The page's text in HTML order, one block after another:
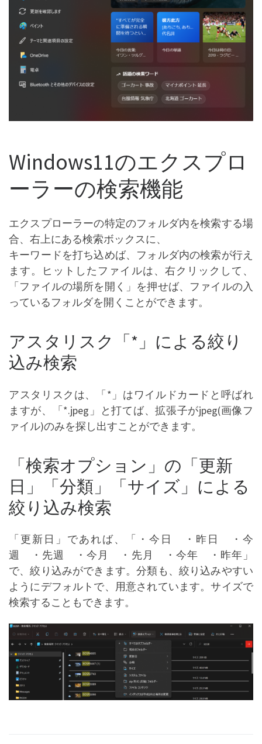
Windows11のエクスプロ
ーラーの検索機能
エクスプローラーの特定のフォルダ内を検索する場
合、右上にある検索ボックスに、
キーワードを打ち込めば、フォルダ内の検索が行え
ます。ヒットしたファイルは、右クリックして、
「ファイルの場所を開く」を押せば、ファイルの入
っているフォルダを開くことができます。
アスタリスク「*」による絞り
込み検索
アスタリスクは、「*」はワイルドカードと呼ばれ
ますが、「*.jpeg」と打てば、拡張子がjpeg(画像フ
ァイル)のみを探し出すことができます。
「検索オプション」の「更新
日」「分類」「サイズ」による
絞り込み検索
「更新日」であれば、「・今日 ・昨日 ・今
週 ・先週 ・今月 ・先月 ・今年 ・昨年」
で、絞り込みができます。分類も、絞り込みやすい
ようにデフォルトで、用意されています。サイズで
検索することもできます。